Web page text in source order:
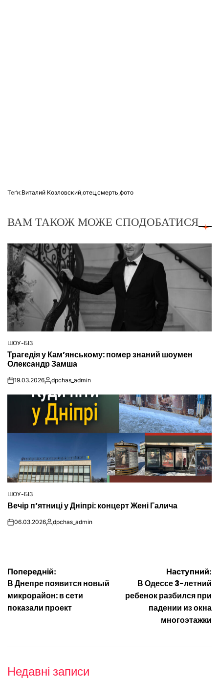
Теґи:Виталий Козловский отец смерть фото
ВАМ ТАКОЖ МОЖЕ СПОДОБАТИСЯ
ОПУБЛІКУВАТИ
ШОУ-БІЗ
Трагедія у Кам’янському: помер знаний шоумен
Олександр Замша
on19.03.2026Опубліковано
dpchas_admin
ОПУБЛІКУВАТИ
У
ШОУ-БІЗ
Вечір п’ятниці у Дніпрі: концерт Жені Галича
on06.03.2026Опубліковано
dpchas_admin
Навігація
записів
Попередній:
В Днепре появится новый
микрорайон: в сети
показали проект
Наступний:
В Одессе 3-летний
ребенок разбился при
падении из окна
многоэтажки
Недавні записи